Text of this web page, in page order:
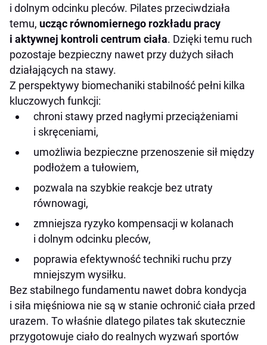
i dolnym odcinku pleców. Pilates przeciwdziała
temu, ucząc równomiernego rozkładu pracy
i aktywnej kontroli centrum ciała. Dzięki temu ruch
pozostaje bezpieczny nawet przy dużych siłach
działających na stawy.
Z perspektywy biomechaniki stabilność pełni kilka
kluczowych funkcji:
chroni stawy przed nagłymi przeciążeniami
i skręceniami,
umożliwia bezpieczne przenoszenie sił między
podłożem a tułowiem,
pozwala na szybkie reakcje bez utraty
równowagi,
zmniejsza ryzyko kompensacji w kolanach
i dolnym odcinku pleców,
poprawia efektywność techniki ruchu przy
mniejszym wysiłku.
Bez stabilnego fundamentu nawet dobra kondycja
i siła mięśniowa nie są w stanie ochronić ciała przed
urazem. To właśnie dlatego pilates tak skutecznie
przygotowuje ciało do realnych wyzwań sportów